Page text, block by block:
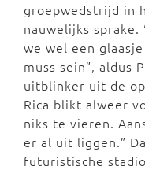
groepwedstrijd in
nauwelijks sprake.
we wel een
muss sein”, aldus
uitblinker uit de
Rica blikt alweer
niks te vieren.
er al uit liggen.”
futuristische